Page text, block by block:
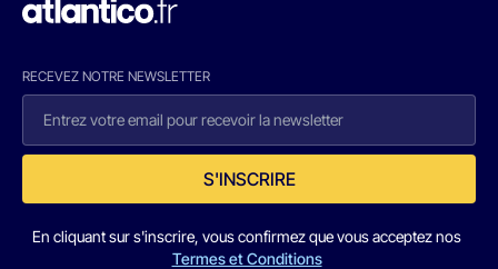
RECEVEZ NOTRE NEWSLETTER
S'INSCRIRE
En cliquant sur s'inscrire, vous confirmez que vous acceptez nos
Termes et Conditions